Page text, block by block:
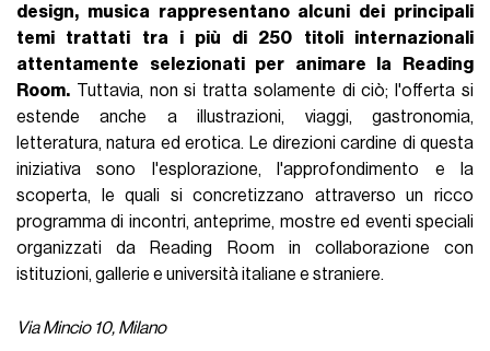
design, musica rappresentano alcuni dei principali
temi trattati tra i più di 250 titoli internazionali
attentamente selezionati per animare la Reading
Room. Tuttavia, non si tratta solamente di ciò; l'offerta si
estende anche a illustrazioni, viaggi, gastronomia,
letteratura, natura ed erotica. Le direzioni cardine di questa
iniziativa sono l'esplorazione, l'approfondimento e la
scoperta, le quali si concretizzano attraverso un ricco
programma di incontri, anteprime, mostre ed eventi speciali
organizzati da Reading Room in collaborazione con
istituzioni, gallerie e università italiane e straniere.
Via Mincio 10, Milano